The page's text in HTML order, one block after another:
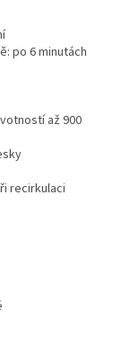
po 6 minutách
až 900
recirkulaci